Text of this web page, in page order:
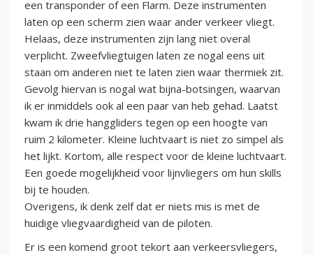
een transponder of een Flarm. Deze instrumenten
laten op een scherm zien waar ander verkeer vliegt.
Helaas, deze instrumenten zijn lang niet overal
verplicht. Zweefvliegtuigen laten ze nogal eens uit
staan om anderen niet te laten zien waar thermiek zit.
Gevolg hiervan is nogal wat bijna-botsingen, waarvan
ik er inmiddels ook al een paar van heb gehad. Laatst
kwam ik drie hanggliders tegen op een hoogte van
ruim 2 kilometer. Kleine luchtvaart is niet zo simpel als
het lijkt. Kortom, alle respect voor de kleine luchtvaart.
Een goede mogelijkheid voor lijnvliegers om hun skills
bij te houden.
Overigens, ik denk zelf dat er niets mis is met de
huidige vliegvaardigheid van de piloten.
Er is een komend groot tekort aan verkeersvliegers,